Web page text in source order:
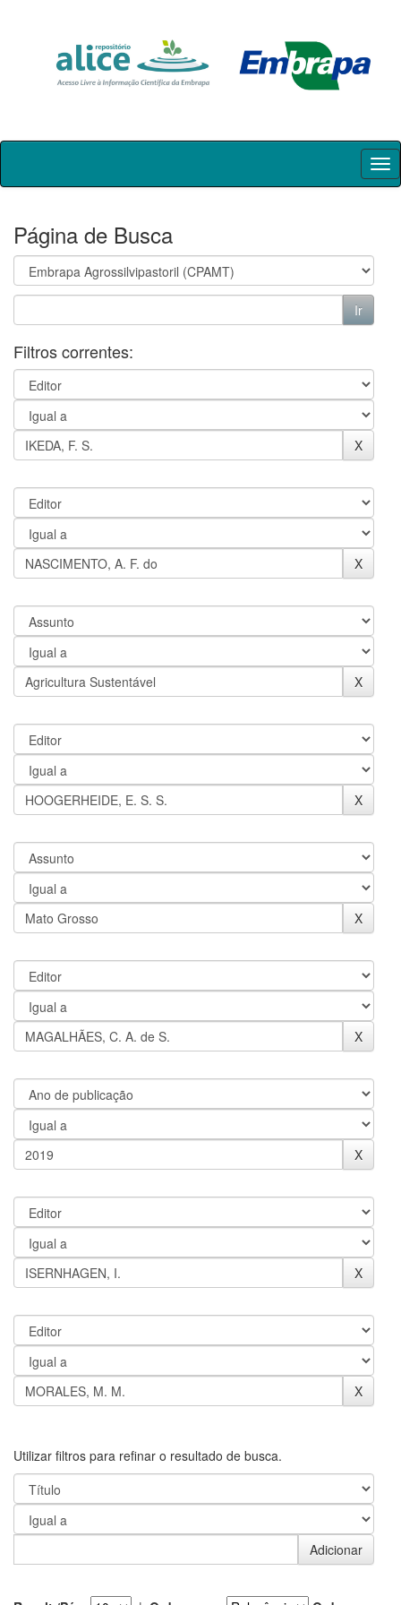
Skip
Página de Busca
Filtros correntes:
Utilizar filtros para refinar o resultado de busca.